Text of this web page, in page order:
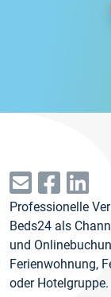
Professionelle
Beds24 als
und
Ferienwohnung,
oder Hotelgruppe.